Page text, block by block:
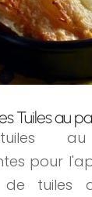
Tuiles au
au
pour
de tuiles